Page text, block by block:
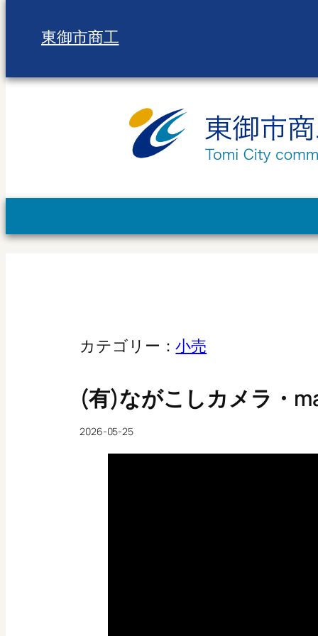
東御市商工
カテゴリー：小売
(有)ながこしカメラ・
2026-05-25